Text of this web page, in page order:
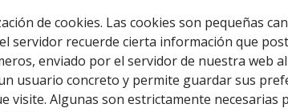
de cookies. Las cookies son pequeñas
servidor recuerde cierta información que
enviado por el servidor de nuestra web
usuario concreto y permite guardar sus
visite. Algunas son estrictamente